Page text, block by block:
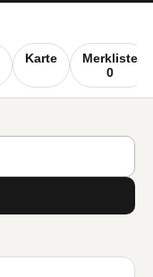
Karte
Merkliste
0